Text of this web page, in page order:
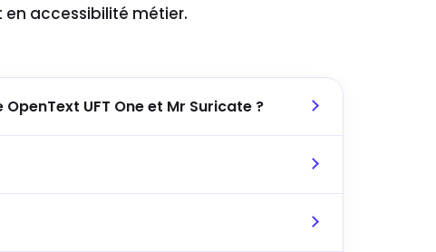
accessibilité métier.
UFT One et Mr Suricate ?